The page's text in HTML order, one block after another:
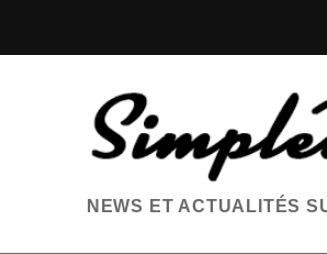
NEWS ET ACTUALITÉS